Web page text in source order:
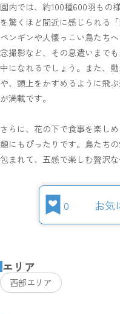
園内では、約100種600羽もの
を驚くほど間近に感じられる
ペンギンや人懐っこい鳥たち
念撮影など、その息遣いまで
中になれるでしょう。また、
や、頭上をかすめるように飛
が満載です。
さらに、花の下で食事を楽し
憩にもぴったりです。鳥たち
包まれて、五感で楽しむ贅沢
0 お気
エリア
西部エリア